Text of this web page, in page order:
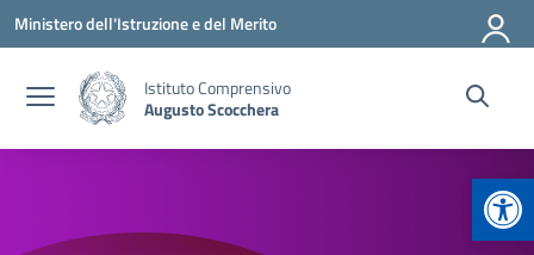
Vai ai contenuti
Vai al menu di navigazione
Vai al footer
Ministero dell'Istruzione e del Merito
Istituto Comprensivo
Augusto Scocchera